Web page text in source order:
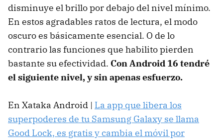
disminuye el brillo por debajo del nivel mínimo.
En estos agradables ratos de lectura, el modo
oscuro es básicamente esencial. O de lo
contrario las funciones que habilito pierden
bastante su efectividad. Con Android 16 tendré
el siguiente nivel, y sin apenas esfuerzo.
En Xataka Android | La app que libera los
superpoderes de tu Samsung Galaxy se llama
Good Lock, es gratis y cambia el móvil por